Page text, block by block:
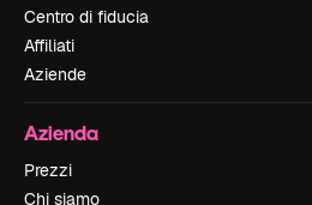
Centro di fiducia
Affiliati
Aziende
Azienda
Prezzi
Chi siamo